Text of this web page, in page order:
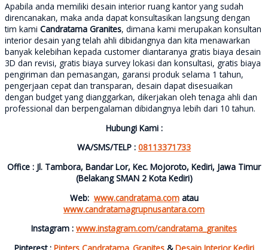
Apabila anda memiliki desain interior ruang kantor yang sudah
direncanakan, maka anda dapat konsultasikan langsung dengan
tim kami Candratama Granites, dimana kami merupakan konsultan
interior desain yang telah ahli dibidangnya dan kita menawarkan
banyak kelebihan kepada customer diantaranya gratis biaya desain
3D dan revisi, gratis biaya survey lokasi dan konsultasi, gratis biaya
pengiriman dan pemasangan, garansi produk selama 1 tahun,
pengerjaan cepat dan transparan, desain dapat disesuaikan
dengan budget yang dianggarkan, dikerjakan oleh tenaga ahli dan
professional dan berpengalaman dibidangnya lebih dari 10 tahun.
Hubungi Kami :
WA/SMS/TELP : 08113371733
Office : Jl. Tambora, Bandar Lor, Kec. Mojoroto, Kediri, Jawa Timur
(Belakang SMAN 2 Kota Kediri)
Web: www.candratama.com atau
www.candratamagrupnusantara.com
Instagram : www.instagram.com/candratama_granites